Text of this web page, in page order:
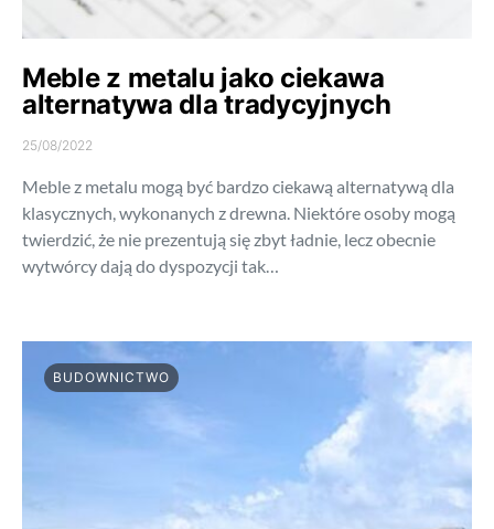
Meble z metalu jako ciekawa
alternatywa dla tradycyjnych
25/08/2022
Meble z metalu mogą być bardzo ciekawą alternatywą dla
klasycznych, wykonanych z drewna. Niektóre osoby mogą
twierdzić, że nie prezentują się zbyt ładnie, lecz obecnie
wytwórcy dają do dyspozycji tak…
BUDOWNICTWO